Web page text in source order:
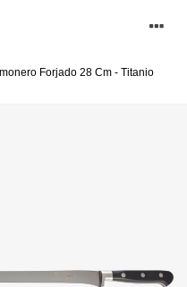
Forjado 28 Cm - Titanio